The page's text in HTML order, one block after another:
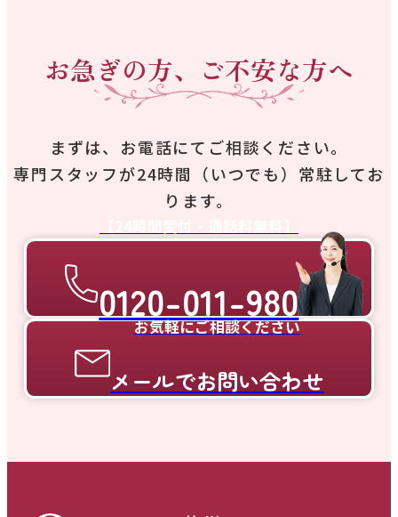
お急ぎの方、ご不安な方へ
まずは、お電話にてご相談ください。
専門スタッフが24時間（いつでも）常駐してお
ります。
0120-011-980
お気軽にご相談ください
メールでお問い合わせ